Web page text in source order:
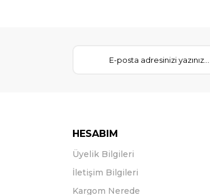
HESABIM
Üyelik Bilgileri
İletişim Bilgileri
Kargom Nerede